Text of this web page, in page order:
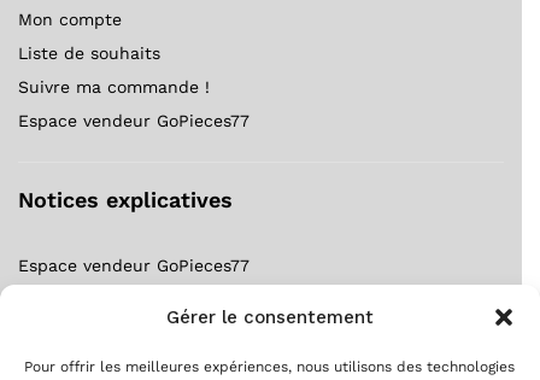
Gérer le consentement
Pour offrir les meilleures expériences, nous utilisons des technologies
Mon compte
Liste de souhaits
Suivre ma commande !
Espace vendeur GoPieces77
Notices explicatives
Espace vendeur GoPieces77
S’inscrire comme vendeur ?